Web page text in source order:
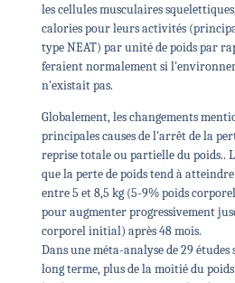
les cellules musculaires
calories pour leurs activités
type NEAT) par unité de poids par
feraient normalement si
n'existait pas.
Globalement, les changements
principales causes de l'arrêt de la
reprise totale ou partielle du poids..
que la perte de poids tend à
entre 5 et 8,5 kg (5-9% poids
pour augmenter progressivement
corporel initial) après 48 mois.
Dans une méta-analyse de 29 études
long terme, plus de la moitié du